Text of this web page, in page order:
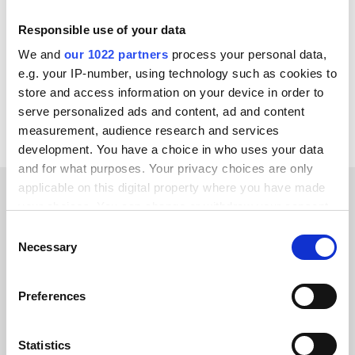
Responsible use of your data
We and our 1022 partners process your personal data,
e.g. your IP-number, using technology such as cookies to
store and access information on your device in order to
serve personalized ads and content, ad and content
measurement, audience research and services
development. You have a choice in who uses your data
and for what purposes. Your privacy choices are only
applicable on this digital property where you have made
the Privacy trigger icon.
Collect information about your geographical location
Identify your device by actively scanning it for
Selection
Necessary
Preferences
Statistics
Ver todas las integraciones de Stripe
HISTORIAS DE CLIENTES
See why our customers